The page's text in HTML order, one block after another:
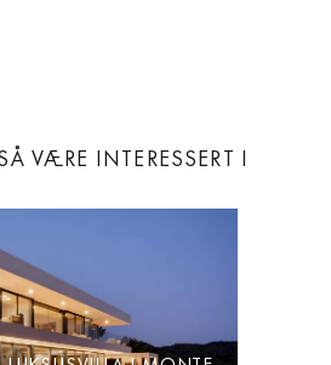
VÆRE INTERESSERT I